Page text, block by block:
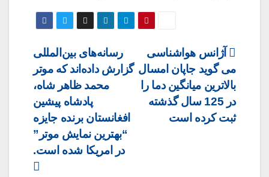
Post
navigation
رسانه‌های بین‌المللی
گزارش داده‌اند که موتر
محمد ظاهر شاه،
پادشاه پیشین
افغانستان برنده جایزه
“بهترین نمایش موتر”
در امریکا شده است.
آژانس هواشناسی
می گوید جاپان امسال
بالاترین میانگین دما را
در 125 سال گذشته
ثبت کرده است